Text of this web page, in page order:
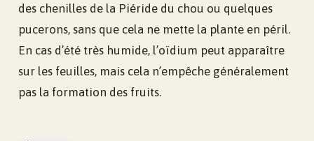
des chenilles de la Piéride du chou ou quelques
pucerons, sans que cela ne mette la plante en péril.
En cas d’été très humide, l’oïdium peut apparaître
sur les feuilles, mais cela n’empêche généralement
pas la formation des fruits.